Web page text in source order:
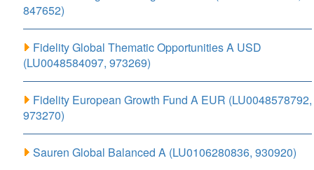
847652)
Fidelity Global Thematic Opportunities A USD
(LU0048584097, 973269)
Fidelity European Growth Fund A EUR (LU0048578792,
973270)
Sauren Global Balanced A (LU0106280836, 930920)